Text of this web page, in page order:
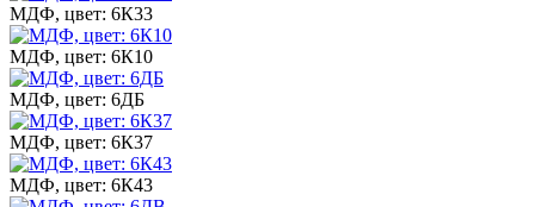
МДФ, цвет: 6К33
МДФ, цвет: 6К10
МДФ, цвет: 6ДБ
МДФ, цвет: 6К37
МДФ, цвет: 6К43